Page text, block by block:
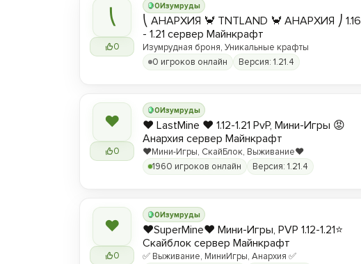
⎝
0
0Изумруды
⎝ АНАРХИЯ 🦀 TNTLAND 🦀 АНАРХИЯ ⎠ 1.16
- 1.21 сервер Майнкрафт
Изумрудная броня, Уникальные крафты
0 игроков онлайн
Версия: 1.21.4
❤
0
0Изумруды
❤️ LastMine ❤️ 1.12-1.21 PvP, Мини-Игры 😡
Анархия сервер Майнкрафт
❤️Мини-Игры, СкайБлок, Выживание❤️
1960 игроков онлайн
Версия: 1.21.4
❤
0
0Изумруды
❤️SuperMine❤️ Мини-Игры, PVP 1.12-1.21⭐
Скайблок сервер Майнкрафт
✅ Выживание, МиниИгры, Анархия ✅